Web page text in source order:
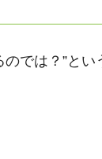
では？”とい